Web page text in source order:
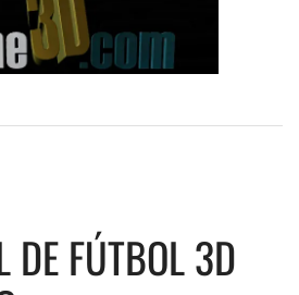
DE FÚTBOL 3D